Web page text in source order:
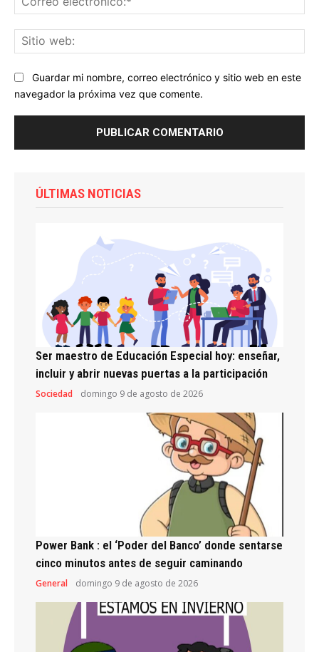
Guardar mi nombre, correo electrónico y sitio web en este
navegador la próxima vez que comente.
ÚLTIMAS NOTICIAS
Ser maestro de Educación Especial hoy: enseñar,
incluir y abrir nuevas puertas a la participación
Sociedad domingo 9 de agosto de 2026
Power Bank : el ‘Poder del Banco’ donde sentarse
cinco minutos antes de seguir caminando
General domingo 9 de agosto de 2026